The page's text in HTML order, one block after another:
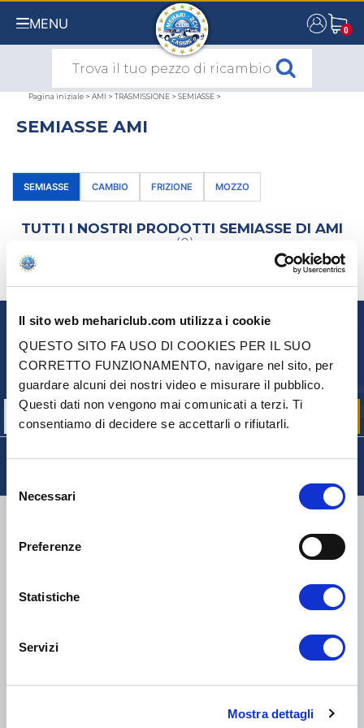
Il sito web mehariclub.com utilizza i cookie
QUESTO SITO FA USO DI COOKIES PER IL SUO
CORRETTO FUNZIONAMENTO, navigare nel sito, per
guardare alcuni dei nostri video e misurare il pubblico.
Questi dati non vengono mai comunicati a terzi. Ti
consentiamo di decidere se accettarli o rifiutarli.
delNecessari
Preferenze
Statistiche
Servizi
Mostra dettagli
MENU 0
0
Pagina iniziale > AMI > TRASMISSIONE > SEMIASSE >
SEMIASSE AMI
SEMIASSE CAMBIO FRIZIONE MOZZO
TUTTI I NOSTRI PRODOTTI SEMIASSE DI AMI
(0)
NEWSLETTER
Iscriviti per ricevere gratuitamente
le nostre offerte promozionali e le novità sui prodotti
COLLI DI PICCOLE DIMENSIONI:
TNT, GÉODIS, FRANCE